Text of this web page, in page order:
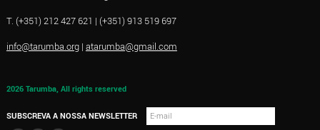
T. (+351) 212 427 621 | (+351) 913 519 697
info@tarumba.org| atarumba@gmail.com
2026 Tarumba, All rights reserved
SUBSCREVA A NOSSA NEWSLETTER